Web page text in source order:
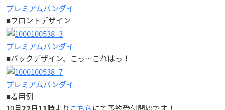
プレミアムバンダイ
■フロントデザイン
プレミアムバンダイ
■バックデザイン、こっ…これはっ！
プレミアムバンダイ
■着用例
22日11時